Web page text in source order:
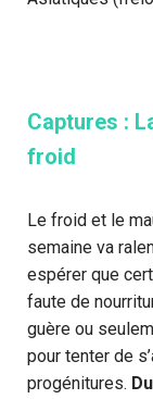
Captures :
froid
Le froid et le
semaine va
espérer que
faute de
guère ou
pour tenter de
progénitures.